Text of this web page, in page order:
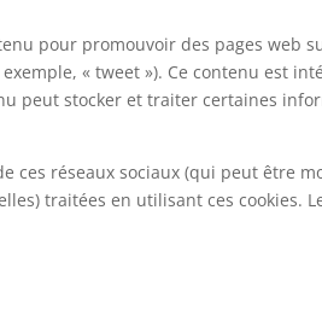
pour promouvoir des pages web
« tweet »). Ce contenu est
peut stocker et traiter certaines
ces réseaux sociaux (qui peut être
traitées en utilisant ces cookies.